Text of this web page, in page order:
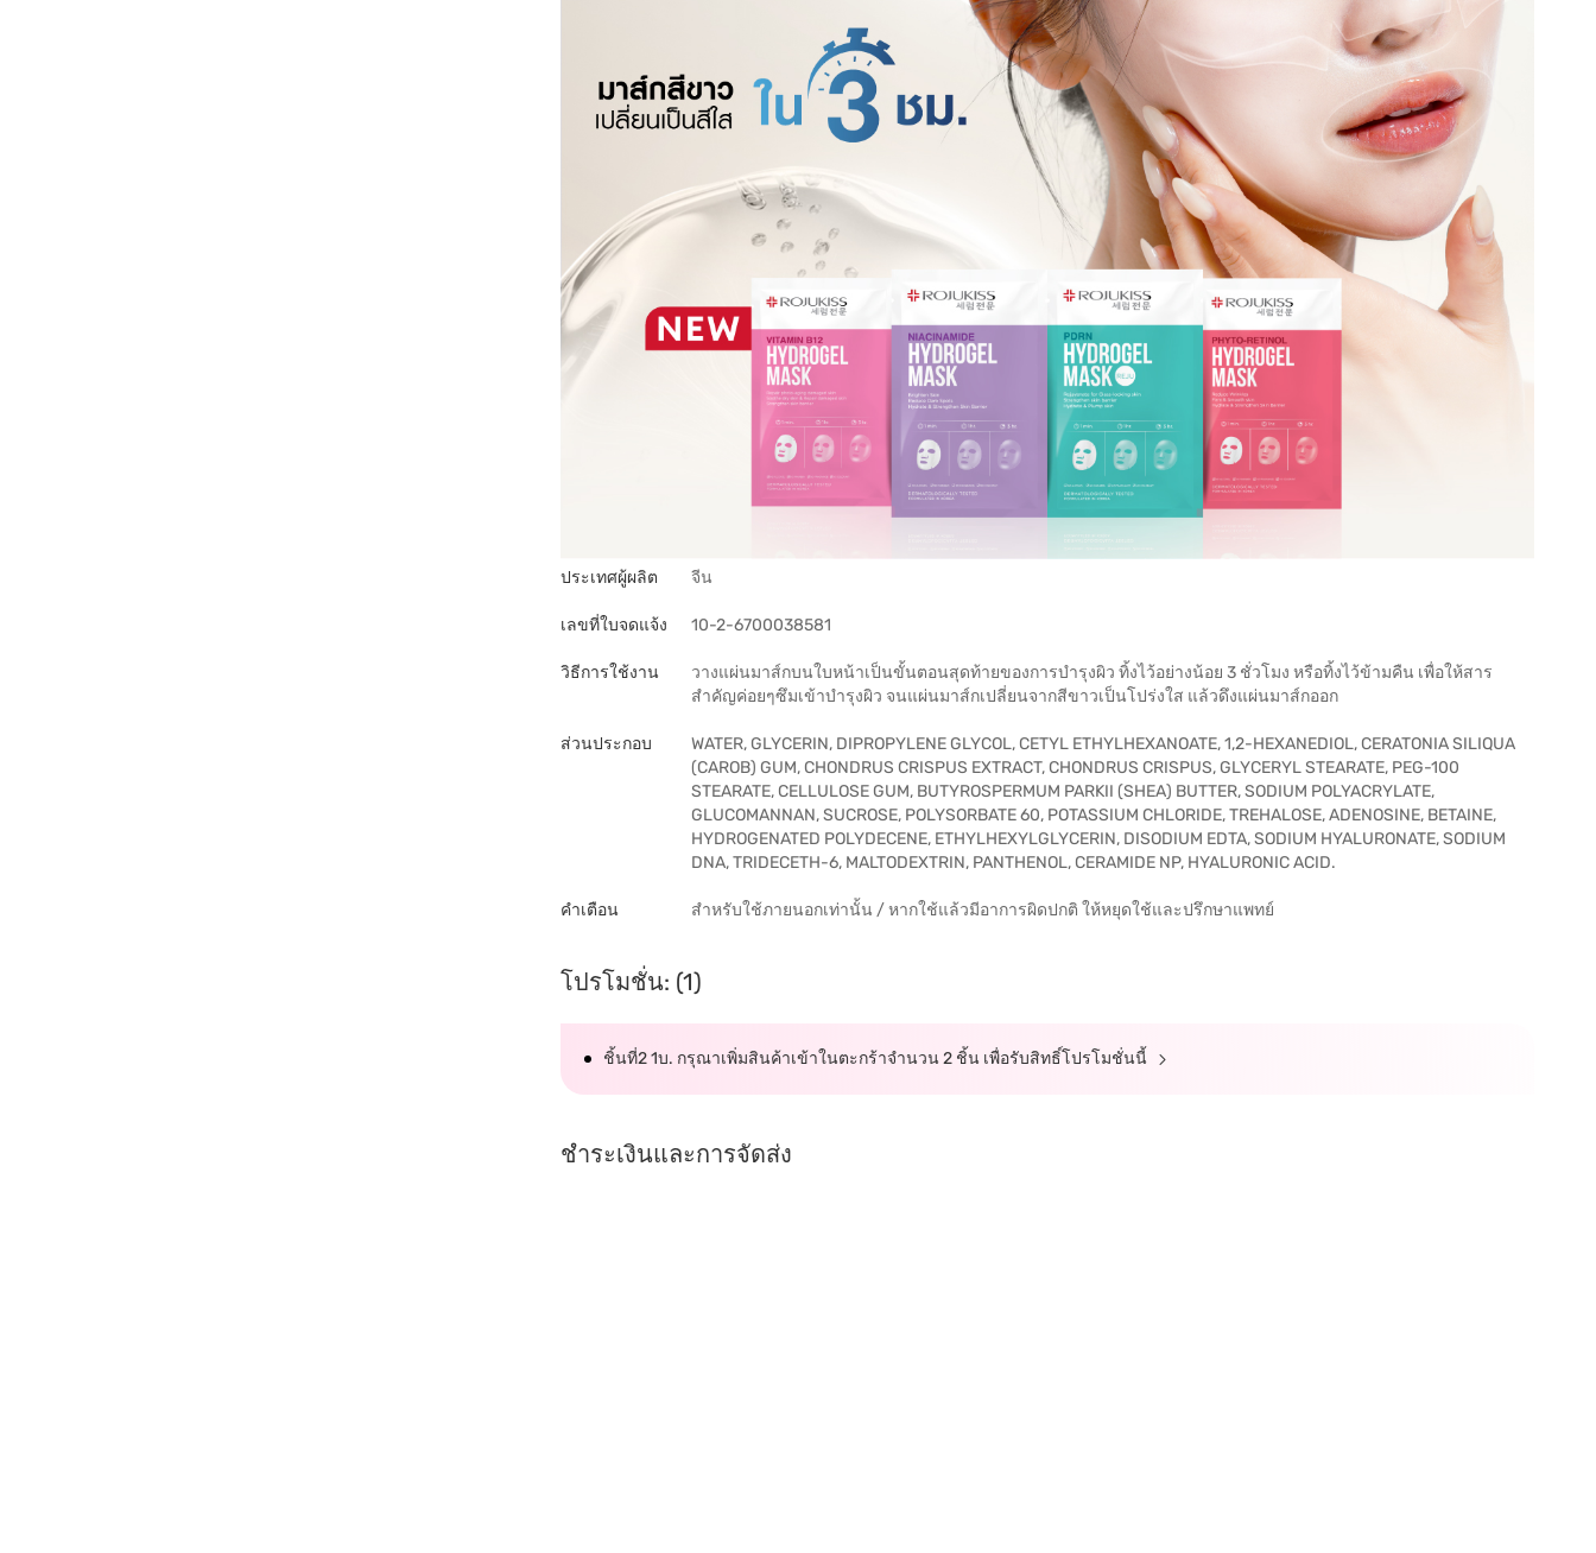
ประเทศผู้ผลิต จีน
เลขที่ใบจดแจ้ง 10-2-6700038581
วิธีการใช้งาน
วางแผ่นมาส์กบนใบหน้าเป็นขั้นตอนสุดท้ายของการบำรุงผิว ทิ้งไว้อย่างน้อย 3 ชั่วโมง หรือทิ้งไว้ข้ามคืน เพื่อให้สาร
สำคัญค่อยๆซึมเข้าบำรุงผิว จนแผ่นมาส์กเปลี่ยนจากสีขาวเป็นโปร่งใส แล้วดึงแผ่นมาส์กออก
ส่วนประกอบ
WATER, GLYCERIN, DIPROPYLENE GLYCOL, CETYL ETHYLHEXANOATE, 1,2-HEXANEDIOL, CERATONIA SILIQUA
(CAROB) GUM, CHONDRUS CRISPUS EXTRACT, CHONDRUS CRISPUS, GLYCERYL STEARATE, PEG-100
STEARATE, CELLULOSE GUM, BUTYROSPERMUM PARKII (SHEA) BUTTER, SODIUM POLYACRYLATE,
GLUCOMANNAN, SUCROSE, POLYSORBATE 60, POTASSIUM CHLORIDE, TREHALOSE, ADENOSINE, BETAINE,
HYDROGENATED POLYDECENE, ETHYLHEXYLGLYCERIN, DISODIUM EDTA, SODIUM HYALURONATE, SODIUM
DNA, TRIDECETH-6, MALTODEXTRIN, PANTHENOL, CERAMIDE NP, HYALURONIC ACID.
คำเตือน สำหรับใช้ภายนอกเท่านั้น / หากใช้แล้วมีอาการผิดปกติ ให้หยุดใช้และปรึกษาแพทย์
โปรโมชั่น: (1)
ชิ้นที่2 1บ. กรุณาเพิ่มสินค้าเข้าในตะกร้าจำนวน 2 ชิ้น เพื่อรับสิทธิ์โปรโมชั่นนี้
ชำระเงินและการจัดส่ง